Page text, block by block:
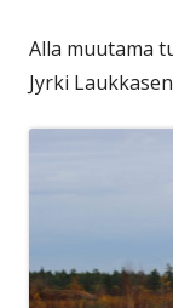
Alla muutama
Jyrki